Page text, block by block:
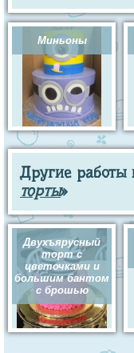
Миньоны
Другие работы
торты»
Двухъярусный
торт с
цветочками и
большим бантом
с брошью